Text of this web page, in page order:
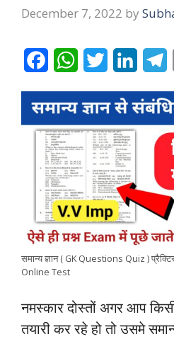
December 7, 2022 by
c
e
b
o
o
k
W
a
t
A
p
p
i
t
t
e
r
n
I
n
l
e
g
r
a
m
समान्य ज्ञान ( GK Questions Quiz )
Online Test
नमस्कार दोस्तों अगर आप
तयारी कर रहे हो तो उसमे